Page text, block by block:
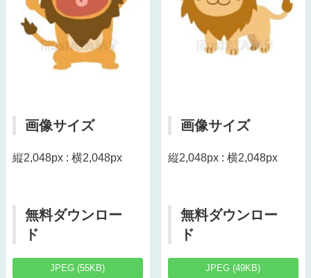
画像サイズ
縦2,048px : 横2,048px
無料ダウンロー
ド
JPEG (55KB)
画像サイズ
縦2,048px : 横2,048px
無料ダウンロー
ド
JPEG (49KB)